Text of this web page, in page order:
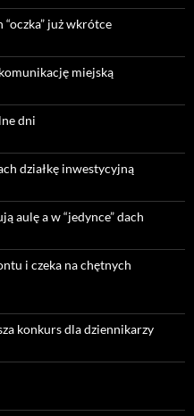
już wkrótce
miejską
dni
działkę inwestycyjną
aulę a w “jedynce” dach
i czeka na chętnych
konkurs dla dziennikarzy